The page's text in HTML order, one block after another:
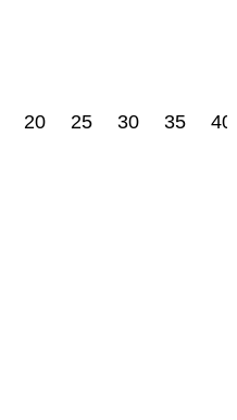
20 25 30 35 40